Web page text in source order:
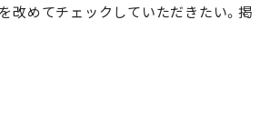
改めてチェックしていただきたい。掲